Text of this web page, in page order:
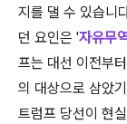
지를 댈 수 있습니
던 요인은 '자유무
프는 대선 이전부
의 대상으로 삼았
트럼프 당선이 현